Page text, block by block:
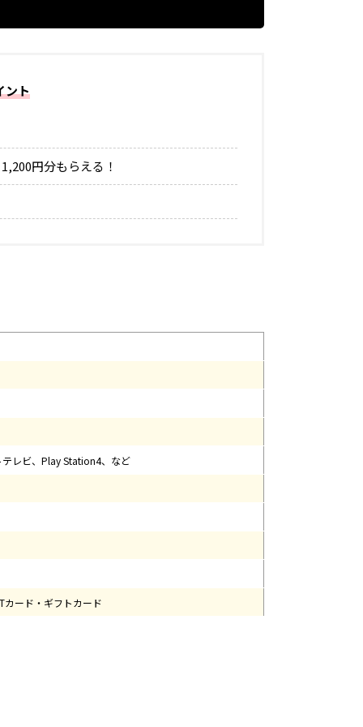
ント
円分もらえる！
テレビ、Play Station4、など
ード・ギフトカード